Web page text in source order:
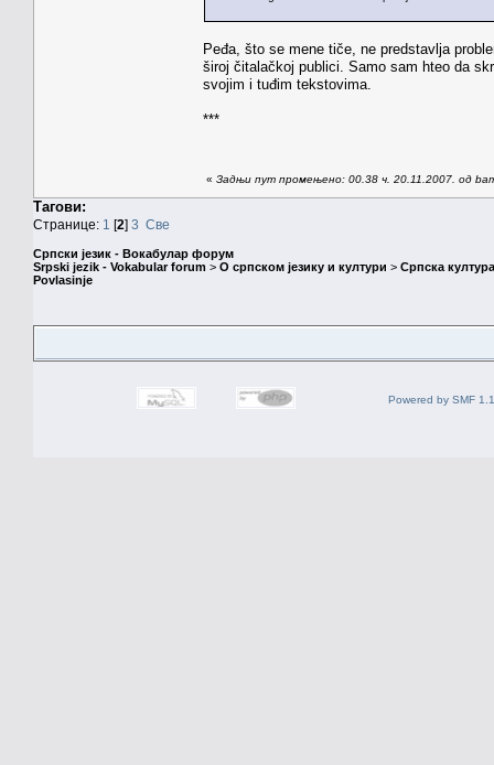
Peđa, što se mene tiče, ne predstavlja
široj čitalačkoj publici. Samo sam hteo da
svojim i tuđim tekstovima.
***
« Задњи пут промењено: 00.38 ч. 20.11.2007. од
Тагови:
Странице: 1 [2] 3 Све
Српски језик - Вокабулар форум
Srpski jezik - Vokabular forum > О српском језику и култури > Српска
Povlasinje
Powered by SMF